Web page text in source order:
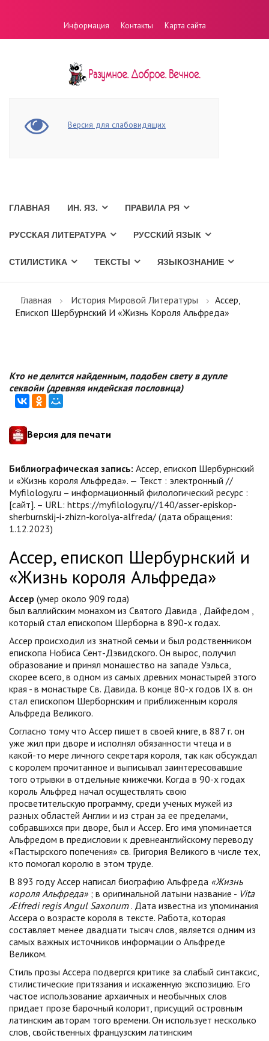
Информация Контакты Карта сайта
Версия для слабовидящих
ГЛАВНАЯ ИН. ЯЗ. ПРАВИЛА РЯ
РУССКАЯ ЛИТЕРАТУРА РУССКИЙ ЯЗЫК
СТИЛИСТИКА ТЕКСТЫ ЯЗЫКОЗНАНИЕ
Главная История Мировой Литературы
Ассер,
Епископ Шербурнский И «Жизнь Короля Альфреда»
Кто не делится найденным, подобен свету в дупле
секвойи (древняя индейская пословица)
Версия для печати
Библиографическая запись: Ассер, епископ Шербурнский
и «Жизнь короля Альфреда». — Текст : электронный //
Myfilology.ru – информационный филологический ресурс :
[сайт]. – URL: https://myfilology.ru//140/asser-episkop-
sherburnskij-i-zhizn-korolya-alfreda/ (дата обращения:
1.12.2023)
Ассер, епископ Шербурнский и
«Жизнь короля Альфреда»
Ассер (умер около 909 года)
был валлийским монахом из Святого Давида , Дайфедом ,
который стал епископом Шерборна в 890-х годах.
Accep происходил из знатной семьи и был родственником
епископа Нобиса Сент-Дэвидского. Он вырос, получил
образование и принял монашество на западе Уэльса,
скорее всего, в одном из самых древних монастырей этого
края - в монастыре Св. Давида. В конце 80-х годов IX в. он
стал епископом Шерборнским и приближенным короля
Альфреда Великого.
Согласно тому что Ассер пишет в своей книге, в 887 г. он
уже жил при дворе и исполнял обязанности чтеца и в
какой-то мере личного секретаря короля, так как обсуждал
с королем прочитанное и выписывал заинтересовавшие
того отрывки в отдельные книжечки. Когда в 90-х годах
король Альфред начал осуществлять свою
просветительскую программу, среди ученых мужей из
разных областей Англии и из стран за ее пределами,
собравшихся при дворе, был и Ассер. Его имя упоминается
Альфредом в предисловии к древнеанглийскому переводу
«Пастырского попечения» св. Григория Великого в числе тех,
кто помогал королю в этом труде.
В 893 году Ассер написал биографию Альфреда «Жизнь
короля Альфреда» ; в оригинальной латыни название - Vita
Ælfredi regis Angul Saxonum . Дата известна из упоминания
Ассера о возрасте короля в тексте. Работа, которая
составляет менее двадцати тысяч слов, является одним из
самых важных источников информации о Альфреде
Великом.
Стиль прозы Ассера подвергся критике за слабый синтаксис,
стилистические притязания и искаженную экспозицию. Его
частое использование архаичных и необычных слов
придает прозе барочный колорит, присущий островным
латинским авторам того времени. Он использует несколько
слов, свойственных французским латинским